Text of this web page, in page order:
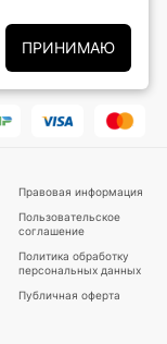
ПРИНИМАЮ
условиямиПолитики
согласие на их
Правовая информация
Пользовательское
соглашение
Политика обработку
персональных данных
Публичная оферта